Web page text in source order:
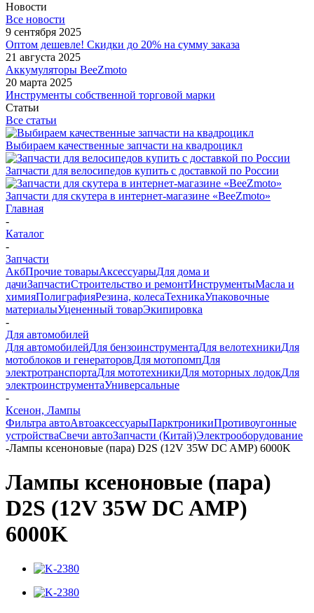
Новости
Все новости
9 сентября 2025
Оптом дешевле! Скидки до 20% на сумму заказа
21 августа 2025
Аккумуляторы BeeZmoto
20 марта 2025
Инструменты собственной торговой марки
Статьи
Все статьи
Выбираем качественные запчасти на квадроцикл
Запчасти для велосипедов купить с доставкой по России
Запчасти для скутера в интернет-магазине «BeeZmoto»
Главная
-
Каталог
-
Запчасти
АкбПрочие товарыАксессуарыДля дома и
дачиЗапчастиСтроительство и ремонтИнструментыМасла и
химияПолиграфияРезина, колесаТехникаУпаковочные
материалыУцененный товарЭкипировка
-
Для автомобилей
Для автомобилейДля бензоинструментаДля велотехникиДля
мотоблоков и генераторовДля мотопомпДля
электротранспортаДля мототехникиДля моторных лодокДля
электроинструментаУниверсальные
-
Ксенон, Лампы
Фильтра автоАвтоаксессуарыПарктроникиПротивоугонные
устройстваСвечи автоЗапчасти (Китай)Электрооборудование
-Лампы ксеноновые (пара) D2S (12V 35W DC AMP) 6000K
Лампы ксеноновые (пара)
D2S (12V 35W DC AMP)
6000K